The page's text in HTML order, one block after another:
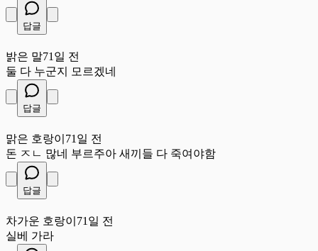
답글
밝은 말71일 전
둘 다 누군지 모르겠네
답글
맑은 호랑이 71일 전
돈 ㅈㄴ 많네 부르주아 새끼들 다 죽여야함
답글
차가운 호랑이 71일 전
실베 가라